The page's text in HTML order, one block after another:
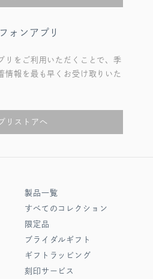
ォンアプリ
リをご利用いただくことで、季
情報を最も早くお受け取りいた
リストアへ
製品一覧
すべてのコレクション
限定品
ブライダルギフト
ギフトラッピング
刻印サービス